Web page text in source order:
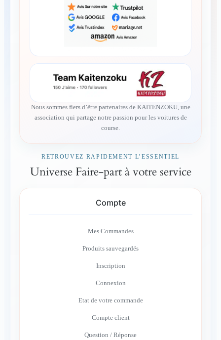
Nous sommes fiers d’être partenaires de KAITENZOKU, une
association qui partage notre passion pour les voitures de
course.
RETROUVEZ RAPIDEMENT L’ESSENTIEL
Universe Faire-part à votre service
Compte
Mes Commandes
Produits sauvegardés
Inscription
Connexion
Etat de votre commande
Compte client
Question / Réponse